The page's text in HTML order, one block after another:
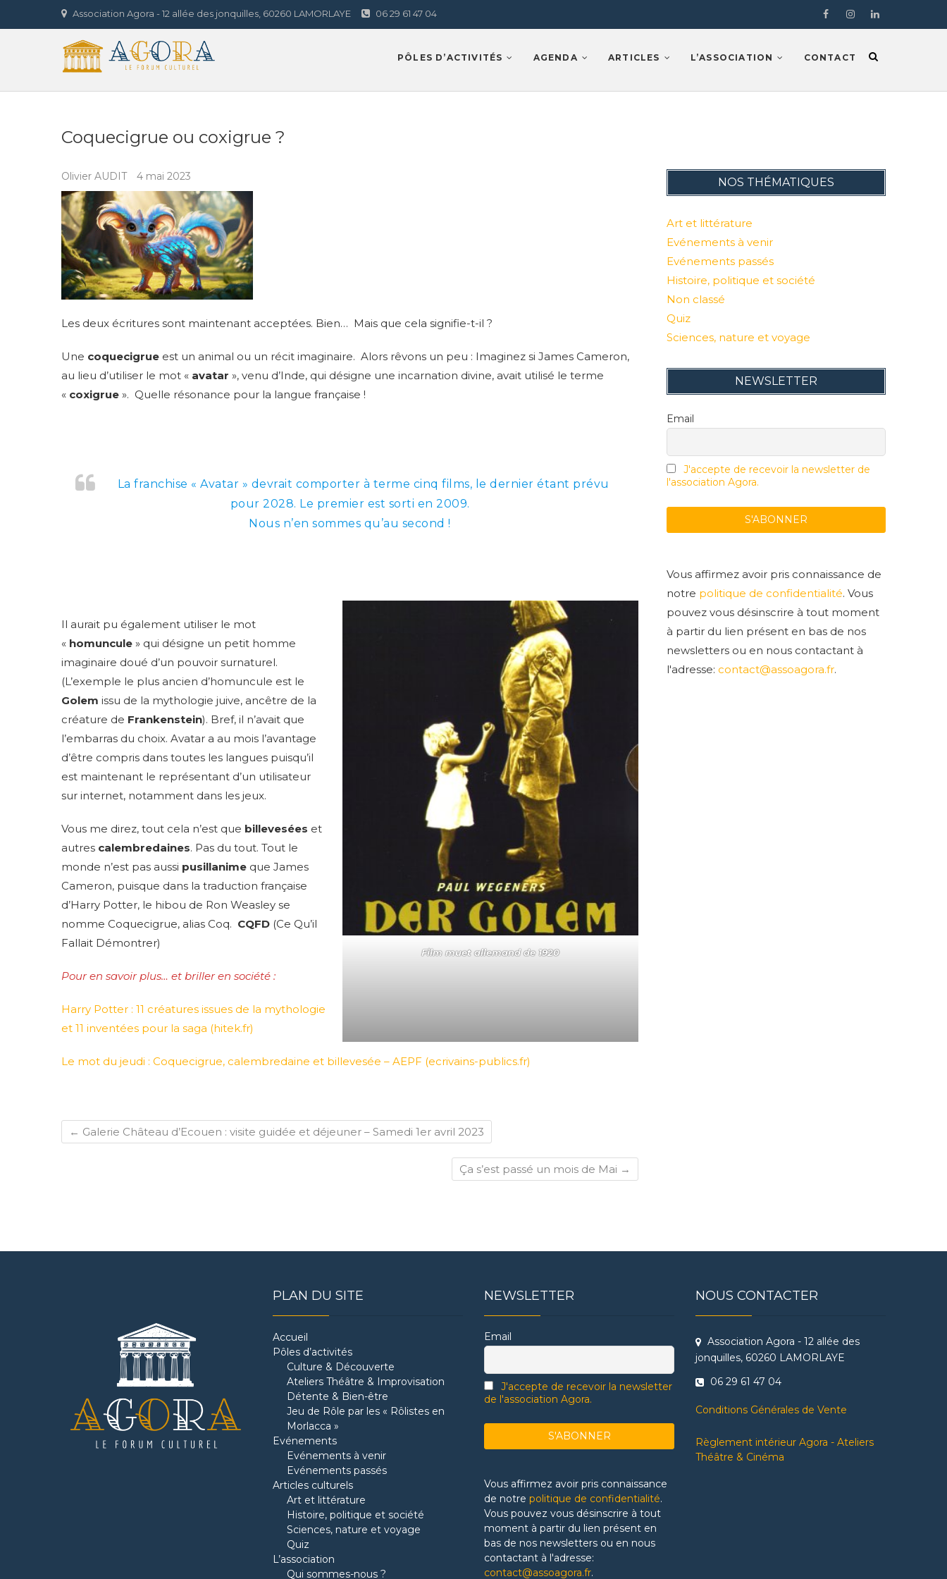
to
Association Agora - 12 allée des jonquilles, 60260 LAMORLAYE 06 29 61 47 04 FacebookInstragramLinkedIn
Agora Lamorlaye
LE FORUM CULTUREL
PÔLES D’ACTIVITÉS AGENDA ARTICLES L’ASSOCIATION CONTACT
Coquecigrue ou coxigrue ?
Olivier AUDIT 4 mai 2023
Les deux écritures sont maintenant acceptées. Bien… Mais que cela signifie-t-il ?
Une coquecigrue est un animal ou un récit imaginaire. Alors rêvons un peu : Imaginez si James Cameron,
au lieu d’utiliser le mot « avatar », venu d’Inde, qui désigne une incarnation divine, avait utilisé le terme
« coxigrue ». Quelle résonance pour la langue française !
La franchise « Avatar » devrait comporter à terme cinq films, le dernier étant prévu
pour 2028. Le premier est sorti en 2009.
Nous n’en sommes qu’au second !
Film muet allemand de 1920
Il aurait pu également utiliser le mot
« homuncule » qui désigne un petit homme
imaginaire doué d’un pouvoir surnaturel.
(L’exemple le plus ancien d’homuncule est le
Golem issu de la mythologie juive, ancêtre de la
créature de Frankenstein). Bref, il n’avait que
l’embarras du choix. Avatar a au mois l’avantage
d’être compris dans toutes les langues puisqu’il
est maintenant le représentant d’un utilisateur
sur internet, notamment dans les jeux.
Vous me direz, tout cela n’est que billevesées et
autres calembredaines. Pas du tout. Tout le
monde n’est pas aussi pusillanime que James
Cameron, puisque dans la traduction française
d’Harry Potter, le hibou de Ron Weasley se
nomme Coquecigrue, alias Coq. CQFD (Ce Qu’il
Fallait Démontrer)
Pour en savoir plus… et briller en société :
Harry Potter : 11 créatures issues de la mythologie
et 11 inventées pour la saga (hitek.fr)
Le mot du jeudi : Coquecigrue, calembredaine et billevesée – AEPF (ecrivains-publics.fr)
← Galerie Château d’Ecouen : visite guidée et déjeuner – Samedi 1er avril 2023
Ça s’est passé un mois de Mai →
NOS THÉMATIQUES
Art et littérature
Evénements à venir
Evénements passés
Histoire, politique et société
Non classé
Quiz
Sciences, nature et voyage
NEWSLETTER
Email
J'accepte de recevoir la newsletter de
l'association Agora.
Vous affirmez avoir pris connaissance de
notre politique de confidentialité. Vous
pouvez vous désinscrire à tout moment
à partir du lien présent en bas de nos
newsletters ou en nous contactant à
l'adresse: contact@assoagora.fr.
PLAN DU SITE
Accueil
Pôles d’activités
Culture & Découverte
Ateliers Théâtre & Improvisation
Détente & Bien-être
Jeu de Rôle par les « Rôlistes en
Morlacca »
Evénements
Evénements à venir
Evénements passés
Articles culturels
Art et littérature
Histoire, politique et société
Sciences, nature et voyage
Quiz
L’association
Qui sommes-nous ?
NEWSLETTER
Email
J'accepte de recevoir la newsletter
de l'association Agora.
Vous affirmez avoir pris connaissance
de notre politique de confidentialité.
Vous pouvez vous désinscrire à tout
moment à partir du lien présent en
bas de nos newsletters ou en nous
contactant à l'adresse:
contact@assoagora.fr.
NOUS CONTACTER
Association Agora - 12 allée des
jonquilles, 60260 LAMORLAYE
06 29 61 47 04
Conditions Générales de Vente
Règlement intérieur Agora - Ateliers
Théâtre & Cinéma